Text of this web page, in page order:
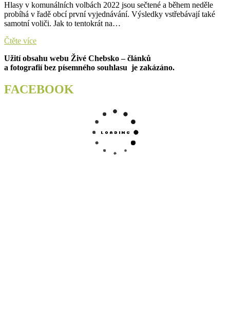
Pavel
získal
nejvíc
hlasů
v
obci
Černouček,
81,61
%.
Hlasy v komunálních volbách 2022 jsou sečtené a během neděle
probíhá v řadě obcí první vyjednávání. Výsledky vstřebávají také
samotní voliči. Jak to tentokrát na…
Čtěte víceHlasy
komunálních
volbách
jsou
sečtené.
Užití obsahu webu Živé Chebsko – článků
a fotografií bez písemného souhlasu je zakázáno.
FACEBOOK